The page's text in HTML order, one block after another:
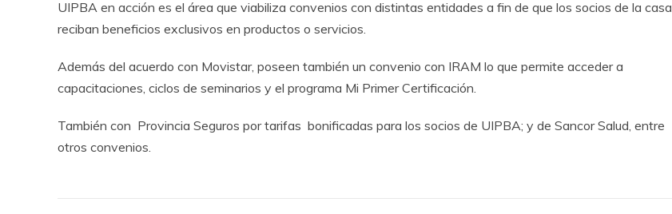
UIPBA en acción es el área que viabiliza convenios con distintas entidades a fin de que los socios de la casa
reciban beneficios exclusivos en productos o servicios.
Además del acuerdo con Movistar, poseen también un convenio con IRAM lo que permite acceder a
capacitaciones, ciclos de seminarios y el programa Mi Primer Certificación.
También con Provincia Seguros por tarifas bonificadas para los socios de UIPBA; y de Sancor Salud, entre
otros convenios.